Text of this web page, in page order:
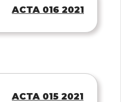
ACTA 016 2021
ACTA 015 2021